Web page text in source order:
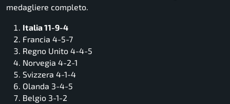
medagliere completo.
Italia 11-9-4
Francia 4-5-7
Regno Unito 4-4-5
Norvegia 4-2-1
Svizzera 4-1-4
Olanda 3-4-5
Belgio 3-1-2